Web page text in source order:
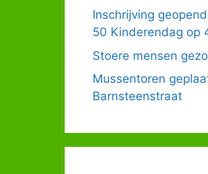
Inschrijving
50 Kinderendag op
Stoere mensen
Mussentoren
Barnsteenstraat